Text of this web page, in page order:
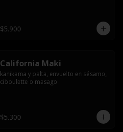
$5.900
California Maki
kanikama y palta, envuelto en sésamo,
ciboulette o masago
$5.300